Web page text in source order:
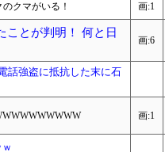
クマがいる！ 画:1
ことが判明！ 何と日
画:6
話強盗に抵抗した末に石
画:1